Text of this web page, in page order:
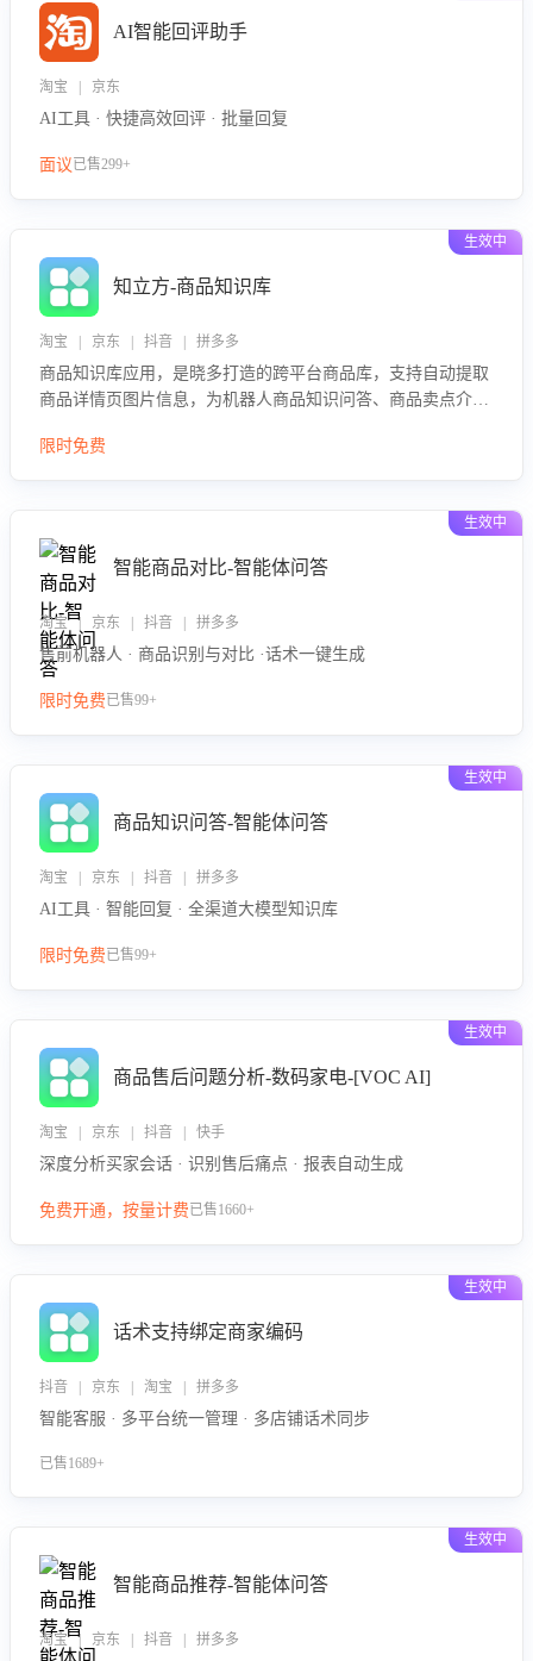
AI智能回评助手
淘宝 | 京东
AI工具 · 快捷高效回评 · 批量回复
面议已售299+
生效中
知立方-商品知识库
淘宝 | 京东 | 抖音 | 拼多多
商品知识库应用，是晓多打造的跨平台商品库，支持自动提取
商品详情页图片信息，为机器人商品知识问答、商品卖点介绍
限时免费
生效中
智能商品对比-智能体问答
淘宝 | 京东 | 抖音 | 拼多多
售前机器人 · 商品识别与对比 ·话术一键生成
限时免费已售99+
生效中
商品知识问答-智能体问答
淘宝 | 京东 | 抖音 | 拼多多
AI工具 · 智能回复 · 全渠道大模型知识库
限时免费已售99+
生效中
商品售后问题分析-数码家电-[VOC AI]
淘宝 | 京东 | 抖音 | 快手
深度分析买家会话 · 识别售后痛点 · 报表自动生成
免费开通，按量计费已售1660+
生效中
话术支持绑定商家编码
抖音 | 京东 | 淘宝 | 拼多多
智能客服 · 多平台统一管理 · 多店铺话术同步
已售1689+
生效中
智能商品推荐-智能体问答
淘宝 | 京东 | 抖音 | 拼多多